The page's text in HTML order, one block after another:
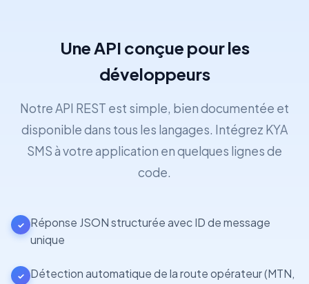
Une API conçue pour les
développeurs
Notre API REST est simple, bien documentée et
disponible dans tous les langages. Intégrez KYA
SMS à votre application en quelques lignes de
code.
✓
Réponse JSON structurée avec ID de message
unique
✓
Détection automatique de la route opérateur (MTN,